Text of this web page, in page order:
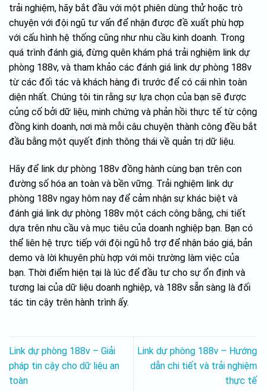
trải nghiệm, hãy bắt đầu với một phiên dùng thử hoặc trò
chuyện với đội ngũ tư vấn để nhận được đề xuất phù hợp
với cấu hình hệ thống cũng như nhu cầu kinh doanh. Trong
quá trình đánh giá, đừng quên khám phá trải nghiệm link dự
phòng 188v, và tham khảo các đánh giá link dự phòng 188v
từ các đối tác và khách hàng đi trước để có cái nhìn toàn
diện nhất. Chúng tôi tin rằng sự lựa chọn của bạn sẽ được
củng cố bởi dữ liệu, minh chứng và phản hồi thực tế từ cộng
đồng kinh doanh, nơi mà mỗi câu chuyện thành công đều bắt
đầu bằng một quyết định thông thái về quản trị dữ liệu.
Hãy để link dự phòng 188v đồng hành cùng bạn trên con
đường số hóa an toàn và bền vững. Trải nghiệm link dự
phòng 188v ngay hôm nay để cảm nhận sự khác biệt và
đánh giá link dự phòng 188v một cách công bằng, chi tiết
dựa trên nhu cầu và mục tiêu của doanh nghiệp bạn. Bạn có
thể liên hệ trực tiếp với đội ngũ hỗ trợ để nhận báo giá, bản
demo và lời khuyên phù hợp với môi trường làm việc của
bạn. Thời điểm hiện tại là lúc để đầu tư cho sự ổn định và
tương lai của dữ liệu doanh nghiệp, và 188v sẵn sàng là đối
tác tin cậy trên hành trình ấy.
Link dự phòng 188v – Giải
pháp tin cậy cho dữ liệu an
toàn
Link dự phòng 188v – Hướng
dẫn chi tiết và trải nghiệm
thực tế